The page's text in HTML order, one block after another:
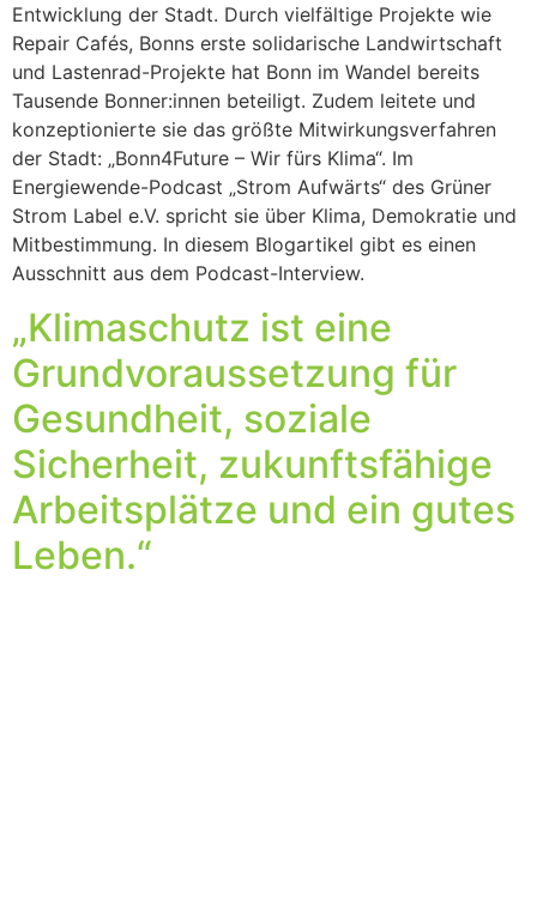
Entwicklung der Stadt. Durch vielfältige Projekte wie
Repair Cafés, Bonns erste solidarische Landwirtschaft
und Lastenrad-Projekte hat Bonn im Wandel bereits
Tausende Bonner:innen beteiligt. Zudem leitete und
konzeptionierte sie das größte Mitwirkungsverfahren
der Stadt: „Bonn4Future – Wir fürs Klima“. Im
Energiewende-Podcast „Strom Aufwärts“ des Grüner
Strom Label e.V. spricht sie über Klima, Demokratie und
Mitbestimmung. In diesem Blogartikel gibt es einen
Ausschnitt aus dem Podcast-Interview.
„Klimaschutz ist eine
Grundvoraussetzung für
Gesundheit, soziale
Sicherheit, zukunftsfähige
Arbeitsplätze und ein gutes
Leben.“